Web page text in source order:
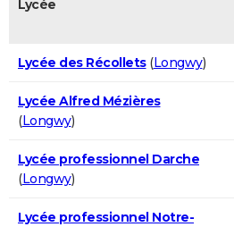
Lycée
Lycée des Récollets(Longwy)
Lycée Alfred Mézières
(Longwy)
Lycée professionnel Darche
(Longwy)
Lycée professionnel Notre-